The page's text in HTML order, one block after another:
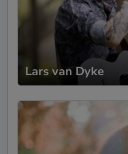
Lagerfeuer -
Also ganz
mit einer
wir nur
und super
sven . Mega
gerne 👍👍👍
Lars van Dyke